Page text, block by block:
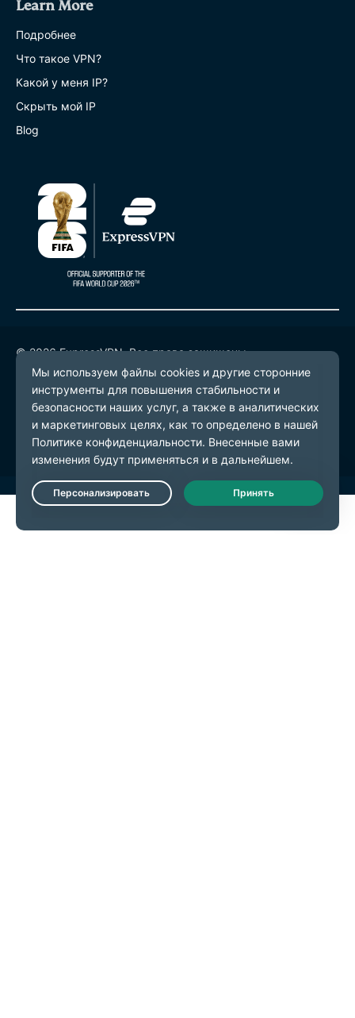
Learn More
Подробнее
Что такое VPN?
Какой у меня IP?
Скрыть мой IP
Blog
© 2026 ExpressVPN. Все права защищены.
Политика конфиденциальности
Условия предоставления услуг
Настройки файлов cookie
Live Chat